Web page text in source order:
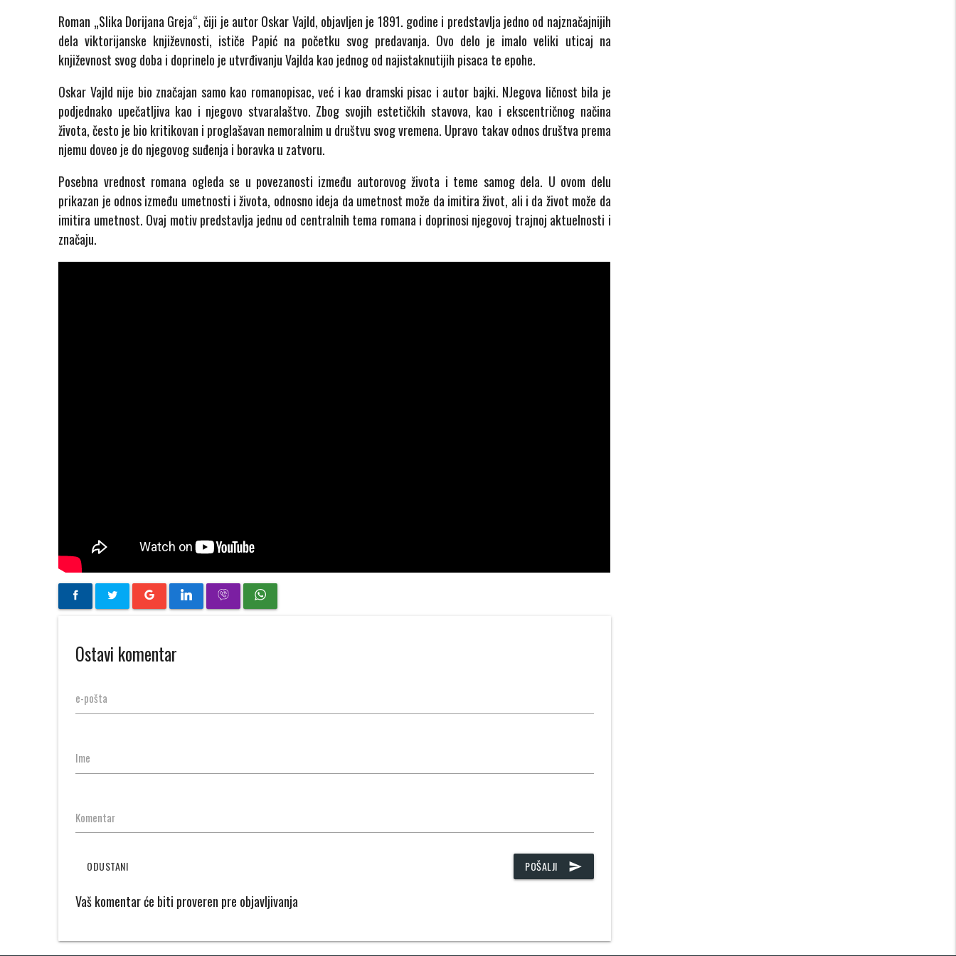
Roman „Slika Dorijana Greja“, čiji je autor Oskar Vajld, objavljen je 1891. godine i predstavlja jedno od najznačajnijih
dela viktorijanske književnosti, ističe Papić na početku svog predavanja. Ovo delo je imalo veliki uticaj na
književnost svog doba i doprinelo je utvrđivanju Vajlda kao jednog od najistaknutijih pisaca te epohe.
Oskar Vajld nije bio značajan samo kao romanopisac, već i kao dramski pisac i autor bajki. NJegova ličnost bila je
podjednako upečatljiva kao i njegovo stvaralaštvo. Zbog svojih estetičkih stavova, kao i ekscentričnog načina
života, često je bio kritikovan i proglašavan nemoralnim u društvu svog vremena. Upravo takav odnos društva prema
njemu doveo je do njegovog suđenja i boravka u zatvoru.
Posebna vrednost romana ogleda se u povezanosti između autorovog života i teme samog dela. U ovom delu
prikazan je odnos između umetnosti i života, odnosno ideja da umetnost može da imitira život, ali i da život može da
imitira umetnost. Ovaj motiv predstavlja jednu od centralnih tema romana i doprinosi njegovoj trajnoj aktuelnosti i
značaju.
Ostavi komentar
e-pošta
Ime
Komentar
POŠALJI send
ODUSTANI
Vaš komentar će biti proveren pre objavljivanja